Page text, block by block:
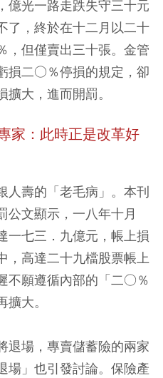
億光一路走跌失守三十元
了，終於在十二月以二十
，但僅賣出三十張。金管
損二○％停損的規定，卻
大，進而開罰。
家：此時正是改革好
人壽的「老毛病」。本刊
公文顯示，一八年十月
一七三．九億元，帳上損
，高達二十九檔股票帳上
不願遵循內部的「二○％
大。
退場，專賣儲蓄險的兩家
場」也引發討論。保險產